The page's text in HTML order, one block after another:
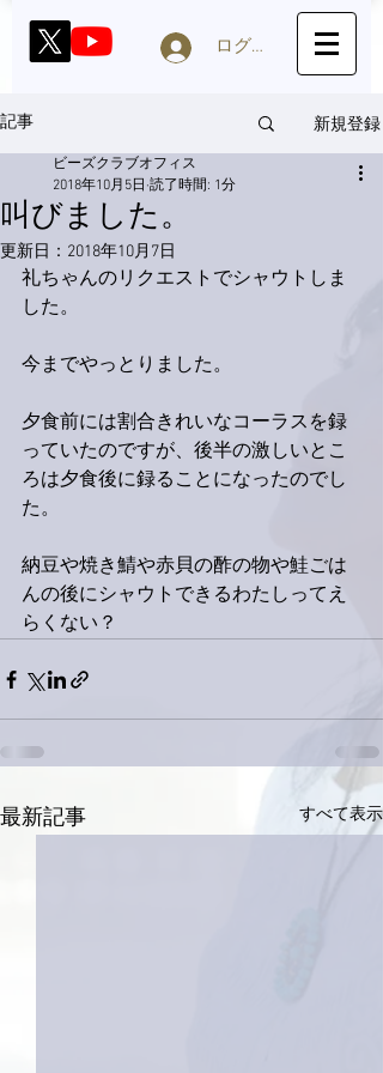
ログイン
記事 新規登録
叫びました。
ビーズクラブオフィス
2018年10月5日 読了時間: 1分
更新日： 2018年10月7日
礼ちゃんのリクエストでシャウトしま
した。
今までやっとりました。
夕食前には割合きれいなコーラスを録
っていたのですが、後半の激しいとこ
ろは夕食後に録ることになったのでし
た。
納豆や焼き鯖や赤貝の酢の物や鮭ごは
んの後にシャウトできるわたしってえ
らくない？
最新記事 すべて表示